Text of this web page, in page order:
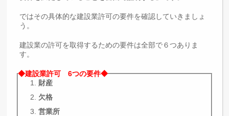
ではその具体的な建設業許可の要件を確認していきましょ
う。
建設業の許可を取得するための要件は全部で６つありま
す。
◆建設業許可 6つの要件◆
財産
欠格
営業所